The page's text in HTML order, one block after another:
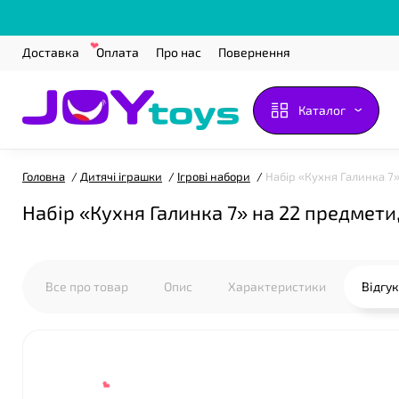
Доставка Оплата Про нас Повернення
Каталог
Головна Дитячі іграшки Ігрові набори Набір «Кухня Галинка
Набір «Кухня Галинка 7» на 22
Все про товар Опис Характеристики
❤